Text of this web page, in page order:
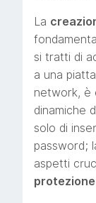
La
si tratti di
a una
network, è
dinamiche
solo di
password;
aspetti